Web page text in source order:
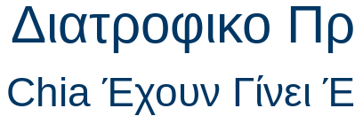
Διατροφικο
Έχουν Γίνει